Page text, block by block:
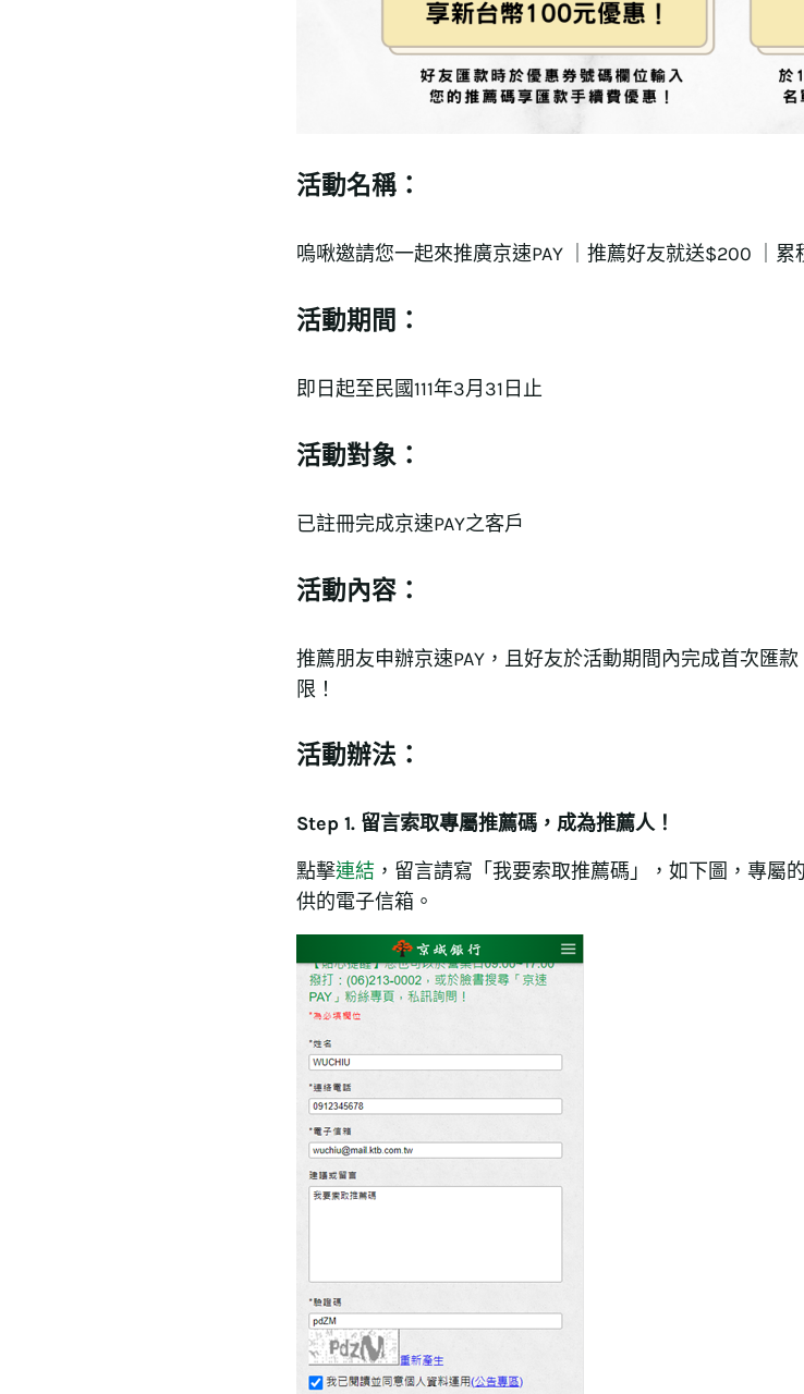
活動名稱：
嗚啾邀請您一起來推廣京速PAY ｜推薦好友就送$200 ｜累
活動期間：
即日起至民國111年3月31日止
活動對象：
已註冊完成京速PAY之客戶
活動內容：
推薦朋友申辦京速PAY，且好友於活動期間內完成首次匯
限！
活動辦法：
Step 1. 留言索取專屬推薦碼，成為推薦人！
點擊連結 ，留言請寫「我要索取推薦碼」，如下圖，專屬
供的電子信箱。